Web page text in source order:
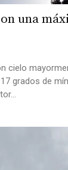
una
cielo
grados de